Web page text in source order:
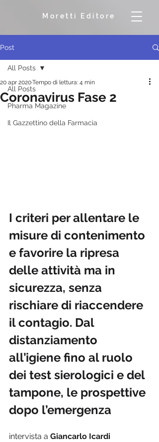
Moretti Editore
Post
All Posts
Pharma Magazine
Il Gazzettino della Farmacia
All Posts
Coronavirus Fase 2
20 apr 2020Tempo di lettura: 4 min
I criteri per allentare le
misure di contenimento
e favorire la ripresa
delle attività ma in
sicurezza, senza
rischiare di riaccendere
il contagio. Dal
distanziamento
all’igiene fino al ruolo
dei test sierologici e del
tampone, le prospettive
dopo l’emergenza
intervista a Giancarlo Icardi